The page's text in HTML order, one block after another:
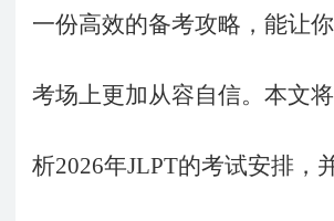
一份高效的备考攻略，能让
考场上更加从容自信。本文
析2026年JLPT的考试安排，